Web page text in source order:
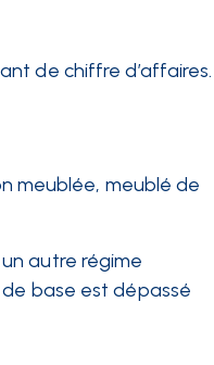
de chiffre d’affaires.
meublée, meublé de
autre régime
base est dépassé